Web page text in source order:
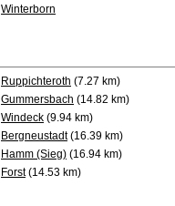
Winterborn
Ruppichteroth (7.27 km)
Gummersbach (14.82 km)
Windeck (9.94 km)
Bergneustadt(16.39 km)
Hamm (Sieg) (16.94 km)
Forst(14.53 km)